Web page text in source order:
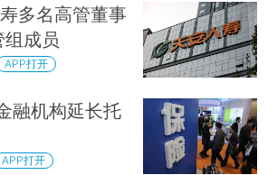
多名高管董事
成员
APP打开
融机构延长托
APP打开